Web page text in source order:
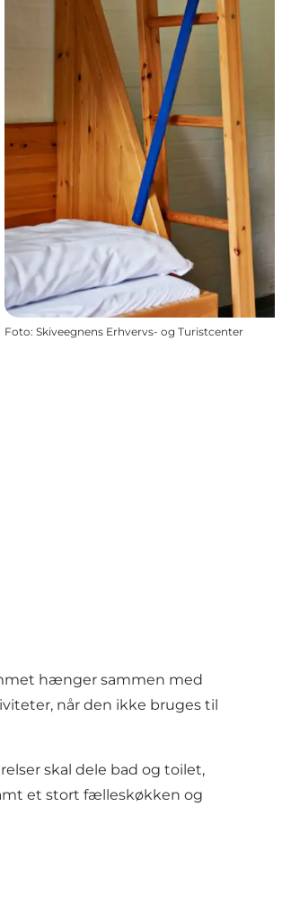
Foto: Skiveegnens Erhvervs- og Turistcenter
hænger sammen med
når den ikke bruges til
skal dele bad og toilet,
et stort fælleskøkken og